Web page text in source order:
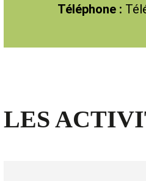
Téléphone :
LES